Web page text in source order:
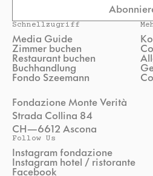
Schnellzugriff
Media Guide
Zimmer buchen
Restaurant buchen
Buchhandlung
Fondo Szeemann
Fondazione Monte Verità
Strada Collina 84
CH—6612 Ascona
Follow Us
Instagram fondazione
Instagram hotel / ristorante
Facebook